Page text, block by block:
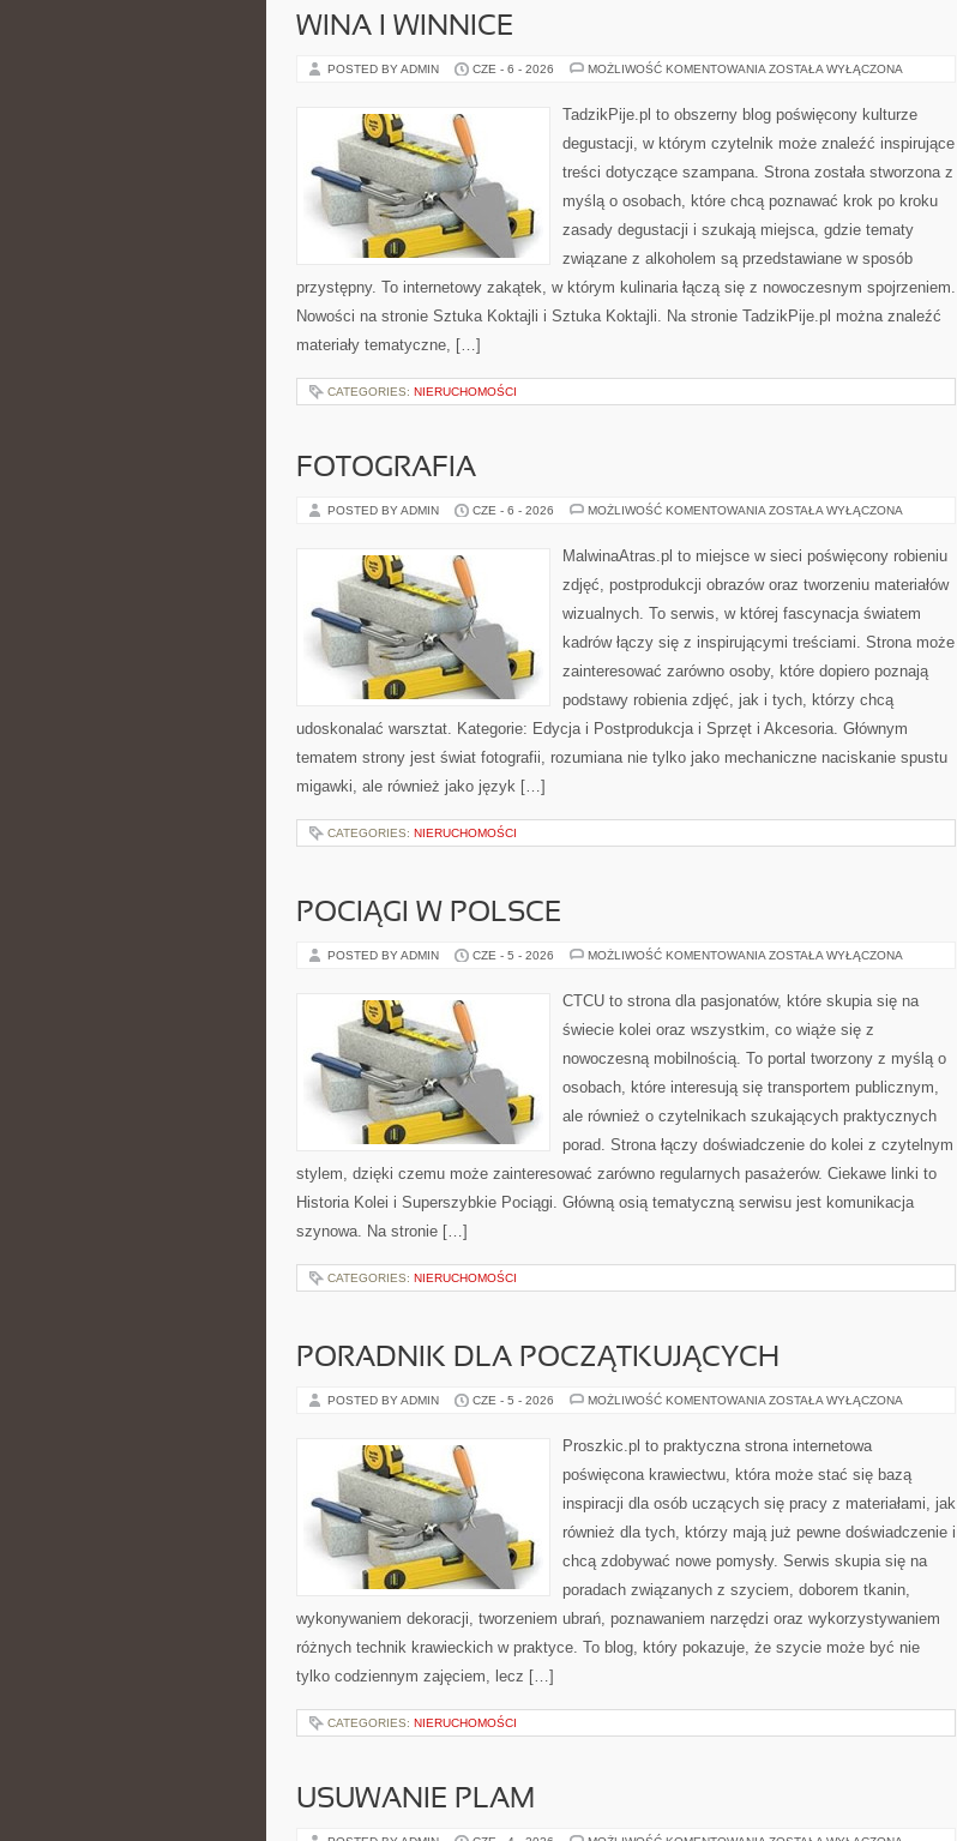
WINA I WINNICE
POSTED BY ADMIN CZE - 6 - 2026 MOŻLIWOŚĆ KOMENTOWANIA WINA
ZOSTAŁA WYŁĄCZONA
TadzikPije.pl to obszerny blog poświęcony kulturze
degustacji, w którym czytelnik może znaleźć inspirujące
treści dotyczące szampana. Strona została stworzona z
myślą o osobach, które chcą poznawać krok po kroku
zasady degustacji i szukają miejsca, gdzie tematy
związane z alkoholem są przedstawiane w sposób
przystępny. To internetowy zakątek, w którym kulinaria łączą się z nowoczesnym spojrzeniem.
Nowości na stronie Sztuka Koktajli i Sztuka Koktajli. Na stronie TadzikPije.pl można znaleźć
materiały tematyczne, […]
CATEGORIES: NIERUCHOMOŚCI
FOTOGRAFIA
POSTED BY ADMIN CZE - 6 - 2026 MOŻLIWOŚĆ KOMENTOWANIA FOTOGRAFIA
ZOSTAŁA WYŁĄCZONA
MalwinaAtras.pl to miejsce w sieci poświęcony robieniu
zdjęć, postprodukcji obrazów oraz tworzeniu materiałów
wizualnych. To serwis, w której fascynacja światem
kadrów łączy się z inspirującymi treściami. Strona może
zainteresować zarówno osoby, które dopiero poznają
podstawy robienia zdjęć, jak i tych, którzy chcą
udoskonalać warsztat. Kategorie: Edycja i Postprodukcja i Sprzęt i Akcesoria. Głównym
tematem strony jest świat fotografii, rozumiana nie tylko jako mechaniczne naciskanie spustu
migawki, ale również jako język […]
CATEGORIES: NIERUCHOMOŚCI
POCIĄGI W POLSCE
POSTED BY ADMIN CZE - 5 - 2026 MOŻLIWOŚĆ KOMENTOWANIA POCIĄGI
ZOSTAŁA WYŁĄCZONA
CTCU to strona dla pasjonatów, które skupia się na
świecie kolei oraz wszystkim, co wiąże się z
nowoczesną mobilnością. To portal tworzony z myślą o
osobach, które interesują się transportem publicznym,
ale również o czytelnikach szukających praktycznych
porad. Strona łączy doświadczenie do kolei z czytelnym
stylem, dzięki czemu może zainteresować zarówno regularnych pasażerów. Ciekawe linki to
Historia Kolei i Superszybkie Pociągi. Główną osią tematyczną serwisu jest komunikacja
szynowa. Na stronie […]
CATEGORIES: NIERUCHOMOŚCI
PORADNIK DLA POCZĄTKUJĄCYCH
POSTED BY ADMIN CZE - 5 - 2026 MOŻLIWOŚĆ KOMENTOWANIA PORADNIK
ZOSTAŁA WYŁĄCZONA
Proszkic.pl to praktyczna strona internetowa
poświęcona krawiectwu, która może stać się bazą
inspiracji dla osób uczących się pracy z materiałami, jak
również dla tych, którzy mają już pewne doświadczenie i
chcą zdobywać nowe pomysły. Serwis skupia się na
poradach związanych z szyciem, doborem tkanin,
wykonywaniem dekoracji, tworzeniem ubrań, poznawaniem narzędzi oraz wykorzystywaniem
różnych technik krawieckich w praktyce. To blog, który pokazuje, że szycie może być nie
tylko codziennym zajęciem, lecz […]
CATEGORIES: NIERUCHOMOŚCI
USUWANIE PLAM